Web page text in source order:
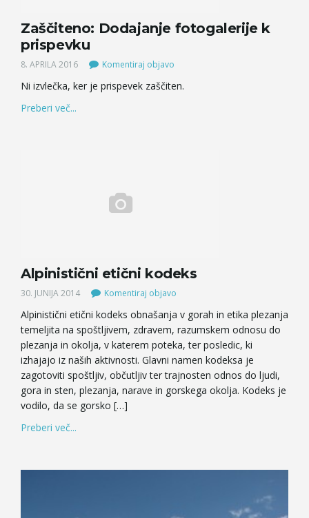
Zaščiteno: Dodajanje fotogalerije k
prispevku
8. APRILA 2016 Komentiraj objavo
Ni izvlečka, ker je prispevek zaščiten.
Preberi več...
Alpinistični etični kodeks
30. JUNIJA 2014 Komentiraj objavo
Alpinistični etični kodeks obnašanja v gorah in etika plezanja
temeljita na spoštljivem, zdravem, razumskem odnosu do
plezanja in okolja, v katerem poteka, ter posledic, ki
izhajajo iz naših aktivnosti. Glavni namen kodeksa je
zagotoviti spoštljiv, občutljiv ter trajnosten odnos do ljudi,
gora in sten, plezanja, narave in gorskega okolja. Kodeks je
vodilo, da se gorsko […]
Preberi več...